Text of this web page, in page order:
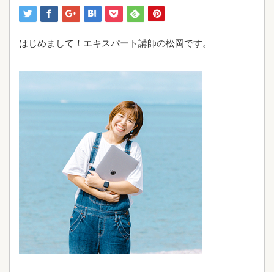
はじめまして！エキスパート講師の松岡です。